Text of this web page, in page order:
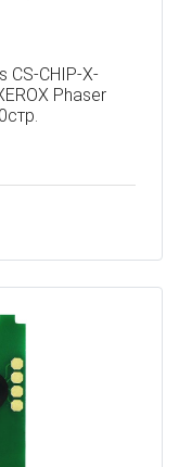
CS-CHIP-X-
Phaser